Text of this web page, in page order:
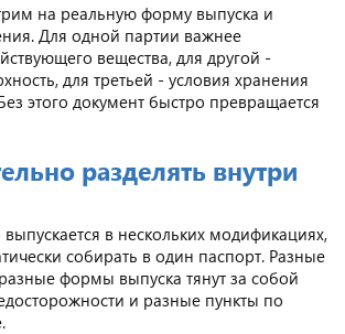
на реальную форму выпуска и
Для одной партии важнее
вещества, для другой -
для третьей - условия хранения
этого документ быстро превращается
разделять внутри
выпускается в нескольких модификациях,
собирать в один паспорт. Разные
формы выпуска тянут за собой
и разные пункты по